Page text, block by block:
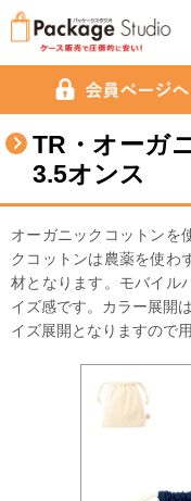
TR・オーガ
3.5オンス
オーガニックコットンを
クコットンは農薬を使わ
材となります。モバイル
イズ感です。カラー展開
イズ展開となりますので